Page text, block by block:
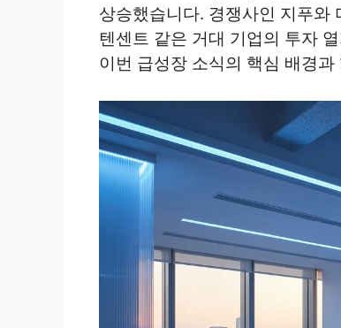
상승했습니다. 경쟁사인 지푸와
텐센트 같은 거대 기업의 투자
이번 급성장 소식의 핵심 배경